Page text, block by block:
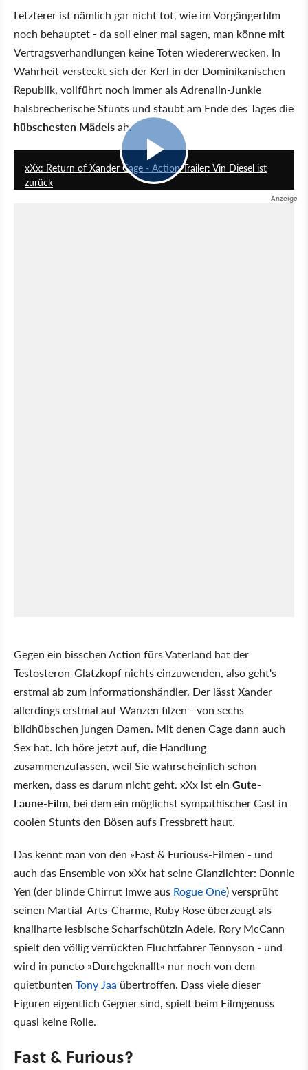
Letzterer ist nämlich gar nicht tot, wie im Vorgängerfilm
noch behauptet - da soll einer mal sagen, man könne mit
Vertragsverhandlungen keine Toten wiedererwecken. In
Wahrheit versteckt sich der Kerl in der Dominikanischen
Republik, vollführt noch immer als Adrenalin-Junkie
halsbrecherische Stunts und staubt am Ende des Tages die
hübschesten Mädelsab.
xXx: Return of Xander Cage - Action-Trailer: Vin Diesel ist
zurück
Gegen ein bisschen Action fürs Vaterland hat der
Testosteron-Glatzkopf nichts einzuwenden, also geht's
erstmal ab zum Informationshändler. Der lässt Xander
allerdings erstmal auf Wanzen filzen - von sechs
bildhübschen jungen Damen. Mit denen Cage dann auch
Sex hat. Ich höre jetzt auf, die Handlung
zusammenzufassen, weil Sie wahrscheinlich schon
merken, dass es darum nicht geht. xXx ist ein Gute-
Laune-Film, bei dem ein möglichst sympathischer Cast in
coolen Stunts den Bösen aufs Fressbrett haut.
Das kennt man von den »Fast & Furious«-Filmen - und
auch das Ensemble von xXx hat seine Glanzlichter: Donnie
Yen (der blinde Chirrut Imwe aus Rogue One) versprüht
seinen Martial-Arts-Charme, Ruby Rose überzeugt als
knallharte lesbische Scharfschützin Adele, Rory McCann
spielt den völlig verrückten Fluchtfahrer Tennyson - und
wird in puncto »Durchgeknallt« nur noch von dem
quietbunten Tony Jaa übertroffen. Dass viele dieser
Figuren eigentlich Gegner sind, spielt beim Filmgenuss
quasi keine Rolle.
Fast & Furious?